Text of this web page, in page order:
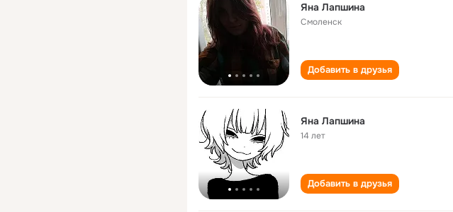
Яна Лапшина
Смоленск
Добавить в друзья
Яна Лапшина
14 лет
Добавить в друзья